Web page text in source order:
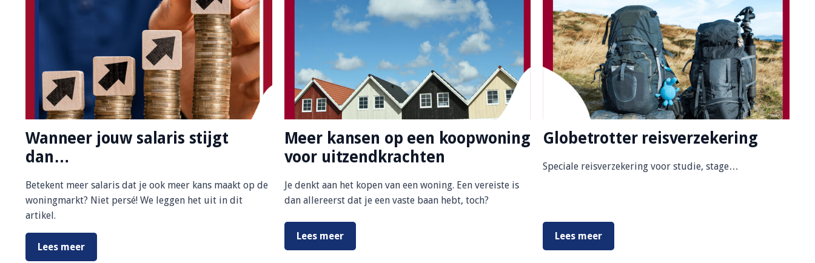
Wanneer jouw salaris stijgt
dan…
Betekent meer salaris dat je ook meer kans maakt op de
woningmarkt? Niet persé! We leggen het uit in dit
artikel.
Lees meer
Meer kansen op een koopwoning
voor uitzendkrachten
Je denkt aan het kopen van een woning. Een vereiste is
dan allereerst dat je een vaste baan hebt, toch?
Lees meer
Globetrotter reisverzekering
Speciale reisverzekering voor studie, stage…
Lees meer